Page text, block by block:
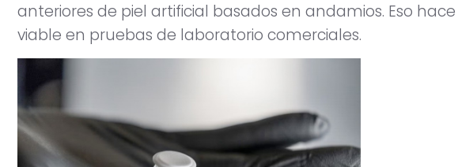
anteriores de piel artificial basados ​​en andamios. Eso
viable en pruebas de laboratorio comerciales.